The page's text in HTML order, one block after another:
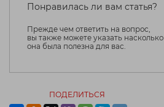
Понравилась ли вам статья?
Прежде чем ответить на вопрос,
вы также можете указать насколько
она была полезна для вас.
ПОДЕЛИТЬСЯ